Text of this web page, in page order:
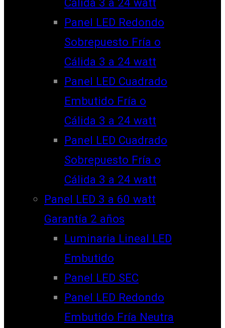
Panel LED Redondo
Sobrepuesto Fría o
Cálida 3 a 24 watt
Panel LED Cuadrado
Embutido Fría o
Cálida 3 a 24 watt
Panel LED Cuadrado
Sobrepuesto Fría o
Cálida 3 a 24 watt
Panel LED 3 a 60 watt
Garantía 2 años
Luminaria Lineal LED
Embutido
Panel LED SEC
Panel LED Redondo
Embutido Fría Neutra